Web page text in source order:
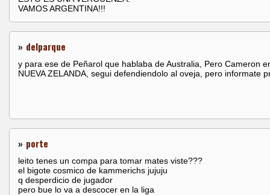
VAMOS ARGENTINA!!!
» delparque
y para ese de Peñarol que hablaba de Australia, Pero Cameron
NUEVA ZELANDA, segui defendiendolo al oveja, pero informate
» porte
leito tenes un compa para tomar mates viste???
el bigote cosmico de kammerichs jujuju
q desperdicio de jugador
pero bue lo va a descocer en la liga